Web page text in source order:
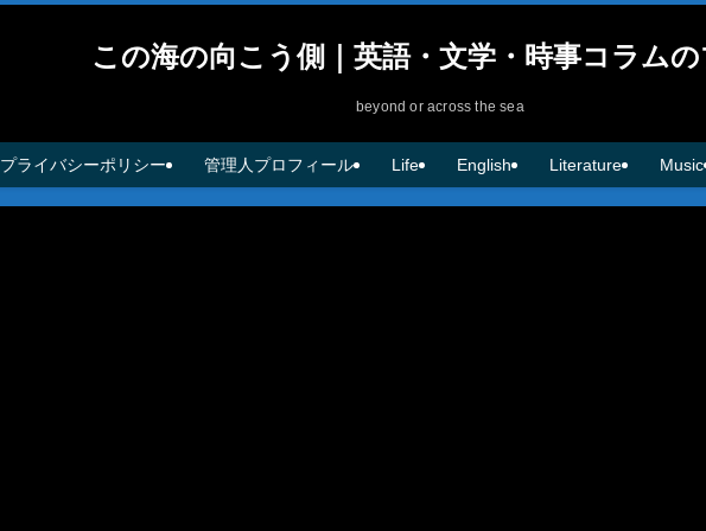
この海の向こう側｜英語・文学・時事コラム
beyond or across the sea
プライバシーポリシー 管理人プロフィール Life English Literature Music